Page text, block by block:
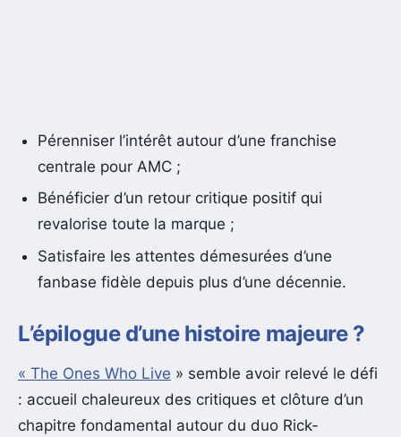
Pérenniser l’intérêt autour d’une franchise
centrale pour AMC ;
Bénéficier d’un retour critique positif qui
revalorise toute la marque ;
Satisfaire les attentes démesurées d’une
fanbase fidèle depuis plus d’une décennie.
L’épilogue d’une histoire majeure ?
« The Ones Who Live » semble avoir relevé le défi
: accueil chaleureux des critiques et clôture d’un
chapitre fondamental autour du duo Rick-